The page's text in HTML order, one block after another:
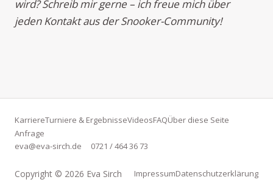
wird? Schreib mir gerne – ich freue mich über
jeden Kontakt aus der Snooker-Community!
KarriereTurniere & ErgebnisseVideosFAQÜber diese Seite
Anfrage
eva@eva-sirch.de
0721 / 464 36 73
Copyright © 2026 Eva Sirch ImpressumDatenschutzerklärung